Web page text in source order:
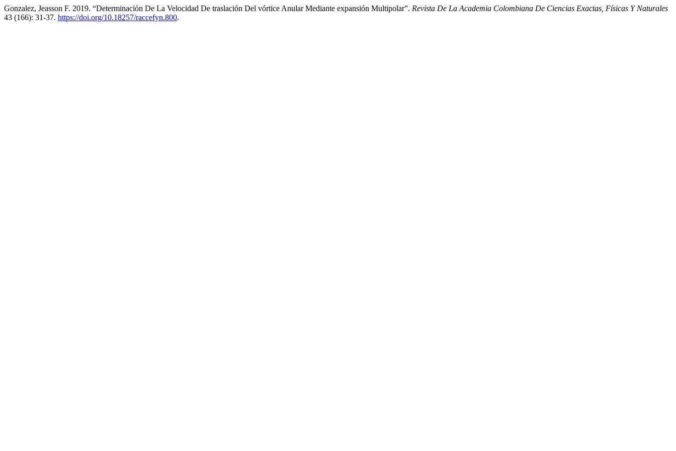
Gonzalez, Jeasson F. 2019. “Determinación De La Velocidad De traslación Del vórtice Anular Mediante expansión Multipolar”. Revista De La Academia Colombiana De Ciencias Exactas, Físicas Y Naturales
43 (166): 31-37. https://doi.org/10.18257/raccefyn.800.